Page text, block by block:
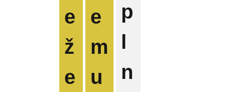
e
ž
e
e
m
u
p
l
n